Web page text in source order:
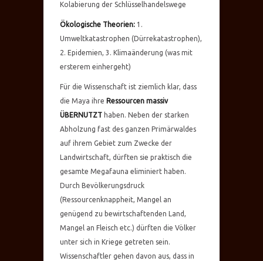
Kolabierung der Schlüsselhandelswege
Ökologische Theorien: 1.
Umweltkatastrophen (Dürrekatastrophen),
2. Epidemien, 3. Klimaänderung (was mit
ersterem einhergeht)
Für die Wissenschaft ist ziemlich klar, dass
die Maya ihre Ressourcen massiv
ÜBERNUTZT haben. Neben der starken
Abholzung fast des ganzen Primärwaldes
auf ihrem Gebiet zum Zwecke der
Landwirtschaft, dürften sie praktisch die
gesamte Megafauna eliminiert haben.
Durch Bevölkerungsdruck
(Ressourcenknappheit, Mangel an
genügend zu bewirtschaftenden Land,
Mangel an Fleisch etc.) dürften die Völker
unter sich in Kriege getreten sein.
Wissenschaftler gehen davon aus, dass in